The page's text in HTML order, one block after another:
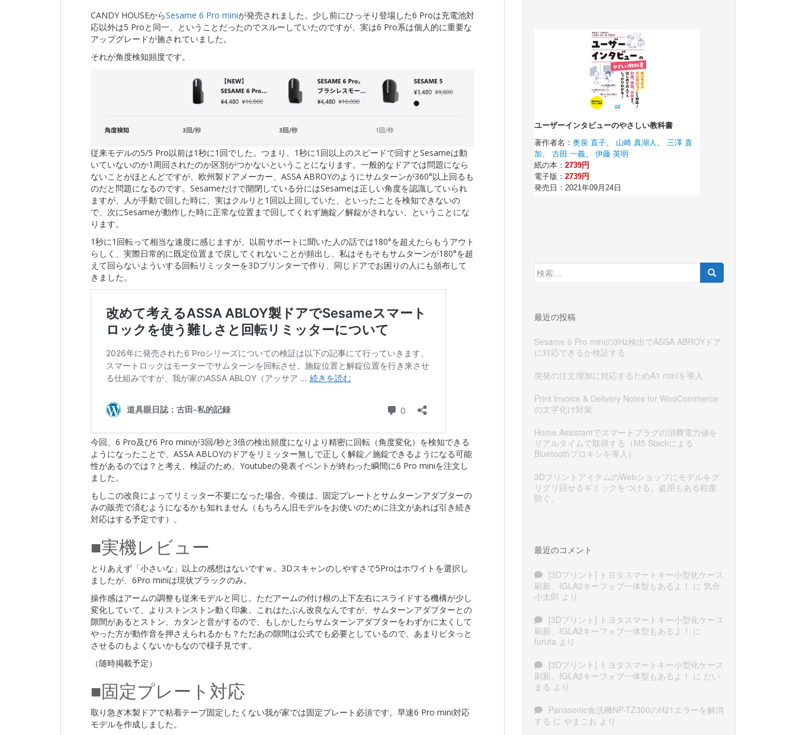
CANDY HOUSEからSesame 6 Pro miniが発売されました。少し前にひっそり登場した6 Proは充電池対
応以外は5 Proと同一、ということだったのでスルーしていたのですが、実は6 Pro系は個人的に重要な
アップグレードが施されていました。
それが角度検知頻度です。
従来モデルの5/5 Pro以前は1秒に1回でした。つまり、1秒に1回以上のスピードで回すとSesameは動
いていないのか1周回されたのか区別がつかないということになります。一般的なドアでは問題になら
ないことがほとんどですが、欧州製ドアメーカー、ASSA ABROYのようにサムターンが360°以上回るも
のだと問題になるのです。Sesameだけで開閉している分にはSesameは正しい角度を認識していられ
ますが、人が手動で回した時に、実はクルリと1回以上回していた、といったことを検知できないの
で、次にSesameが動作した時に正常な位置まで回してくれず施錠／解錠がされない、ということにな
ります。
1秒に1回転って相当な速度に感じますが、以前サポートに聞いた人の話では180°を超えたらもうアウト
らしく、実際日常的に既定位置まで戻してくれないことが頻出し、私はそもそもサムターンが180°を超
えて回らないよういする回転リミッターを3Dプリンターで作り、同じドアでお困りの人にも頒布して
きました。
今回、6 Pro及び6 Pro miniが3回/秒と3倍の検出頻度になりより精密に回転（角度変化）を検知できる
ようになったことで、ASSA ABLOYのドアをリミッター無しで正しく解錠／施錠できるようになる可能
性があるのでは？と考え、検証のため、Youtubeの発表イベントが終わった瞬間に6 Pro miniを注文し
ました。
もしこの改良によってリミッター不要になった場合、今後は、固定プレートとサムターンアダプターの
みの販売で済むようになるかも知れません（もちろん旧モデルをお使いのために注文があれば引き続き
対応はする予定です）。
■実機レビュー
とりあえず「小さいな」以上の感想はないですｗ。3Dスキャンのしやすさで5Proはホワイトを選択し
ましたが、6Pro miniは現状ブラックのみ。
操作感はアームの調整も従来モデルと同じ。ただアームの付け根の上下左右にスライドする機構が少し
変化していて、よりストンストン動く印象。これはたぶん改良なんですが、サムターンアダプターとの
隙間があるとストン、カタンと音がするので、もしかしたらサムターンアダプターをわずかに太くして
やった方が動作音を押さえられるかも？ただあの隙間は公式でも必要としているので、あまりピタっと
させるのもよくないかもなので様子見です。
（随時掲載予定）
■固定プレート対応
取り急ぎ木製ドアで粘着テープ固定したくない我が家では固定プレート必須です。早速6 Pro mini対応
モデルを作成しました。
検
索:
最近の投稿
Sesame 6 Pro miniの3Hz検出でASSA ABROYドア
に対応できるか検証する
突発の注文増加に対応するためA1 miniを導入
Print Invoice & Delivery Notes for WooCommerce
の文字化け対策
Home Assistantでスマートプラグの消費電力値を
リアルタイムで取得する（M5 Stackによる
Bluetoothプロキシを導入）
3DプリントアイテムのWebショップにモデルをグ
リグリ回せるギミックをつける。盗用もある程度
防ぐ。
最近のコメント
[3Dプリント] トヨタスマートキー小型化ケース
刷新、IGLA2キーフォブ一体型もあるよ！ に 気合
小太郎 より
[3Dプリント] トヨタスマートキー小型化ケース
刷新、IGLA2キーフォブ一体型もあるよ！ に
furuta より
[3Dプリント] トヨタスマートキー小型化ケース
刷新、IGLA2キーフォブ一体型もあるよ！ に だい
まる より
Panasonic食洗機NP-TZ300のH21エラーを解消
する に やまこお より